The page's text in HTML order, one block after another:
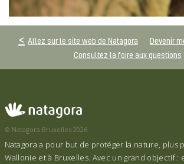
Allez sur le site web de Natagora
Devenir
Consultez la foire aux questions
© Natagora Bruxelles 2026
Natagora a pour but de protéger la nature, plus
Wallonie et à Bruxelles. Avec un grand objectif :